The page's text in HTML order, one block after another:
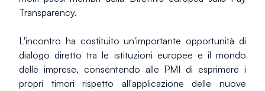
Transparency.
L'incontro ha costituito un'importante opportunità di
dialogo diretto tra le istituzioni europee e il mondo
delle imprese, consentendo alle PMI di esprimere i
propri timori rispetto all'applicazione delle nuove